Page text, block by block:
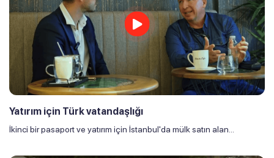
Yatırım için Türk vatandaşlığı
İkinci bir pasaport ve yatırım için İstanbul'da mülk satın alan...